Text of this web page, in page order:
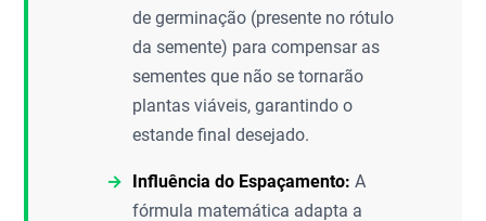
de germinação (presente no rótulo
da semente) para compensar as
sementes que não se tornarão
plantas viáveis, garantindo o
estande final desejado.
Influência do Espaçamento: A
fórmula matemática adapta a